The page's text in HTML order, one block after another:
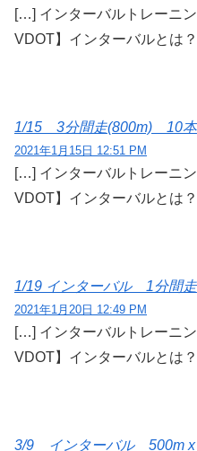
[…] インターバルトレーニ
VDOT】インターバルとは
1/15 3分間走(800m) 10本
2021年1月15日 12:51 PM
[…] インターバルトレーニ
VDOT】インターバルとは
1/19 インターバル 1分間
2021年1月20日 12:49 PM
[…] インターバルトレーニ
VDOT】インターバルとは
3/9 インターバル 500m x